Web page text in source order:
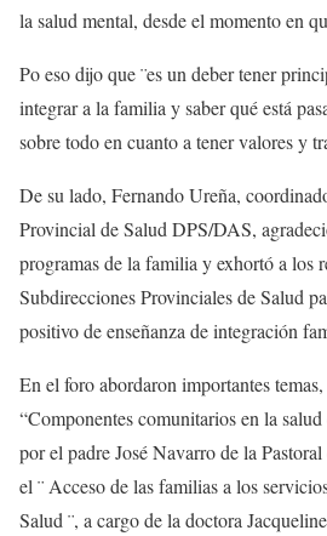
la salud mental, desde el momento en
Po eso dijo que ¨es un deber tener
integrar a la familia y saber qué está
sobre todo en cuanto a tener valores y
De su lado, Fernando Ureña,
Provincial de Salud DPS/DAS,
programas de la familia y exhortó a los
Subdirecciones Provinciales de Salud
positivo de enseñanza de integración
En el foro abordaron importantes
“Componentes comunitarios en la
por el padre José Navarro de la
el ¨ Acceso de las familias a los
Salud ¨, a cargo de la doctora